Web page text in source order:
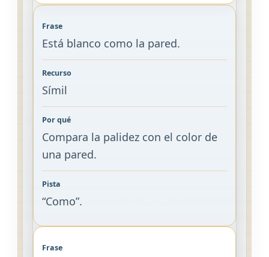
Está blanco como la pared.
Símil
Compara la palidez con el color de
una pared.
“Como”.